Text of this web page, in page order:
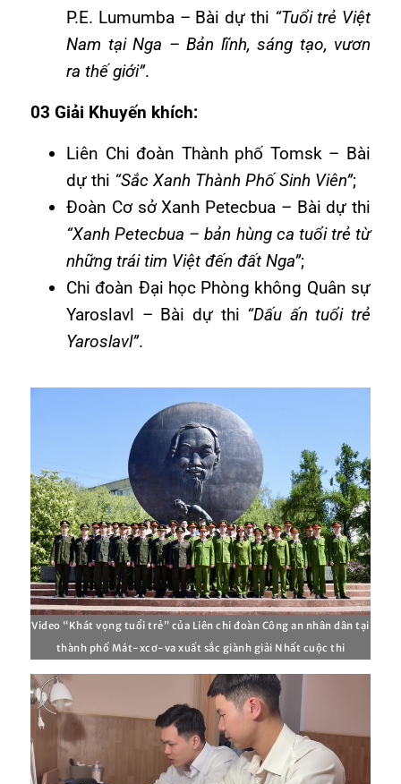
P.E. Lumumba – Bài dự thi “Tuổi trẻ Việt
Nam tại Nga – Bản lĩnh, sáng tạo, vươn
ra thế giới”.
03 Giải Khuyến khích:
Liên Chi đoàn Thành phố Tomsk – Bài
dự thi “Sắc Xanh Thành Phố Sinh Viên”;
Đoàn Cơ sở Xanh Petecbua – Bài dự thi
“Xanh Petecbua – bản hùng ca tuổi trẻ từ
những trái tim Việt đến đất Nga”;
Chi đoàn Đại học Phòng không Quân sự
Yaroslavl – Bài dự thi “Dấu ấn tuổi trẻ
Yaroslavl”.
Video “Khát vọng tuổi trẻ” của Liên chi đoàn Công an nhân dân tại
thành phố Mát-xcơ-va xuất sắc giành giải Nhất cuộc thi